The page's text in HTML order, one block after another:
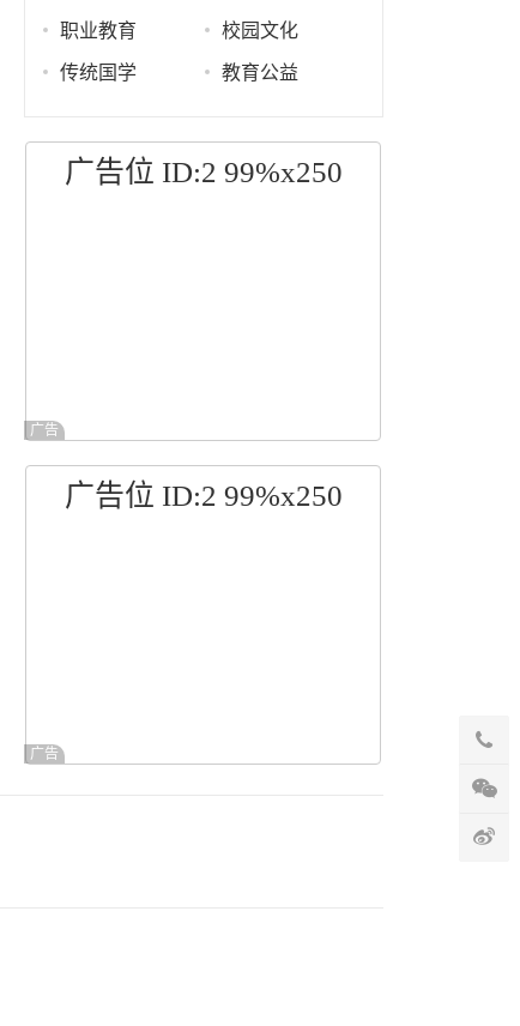
职业教育 校园文化
传统国学 教育公益
广告位 ID:2 99%x250
广告
广告位 ID:2 99%x250
广告